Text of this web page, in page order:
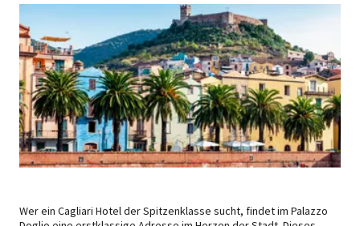
Wer ein Cagliari Hotel der Spitzenklasse sucht, findet im Palazzo